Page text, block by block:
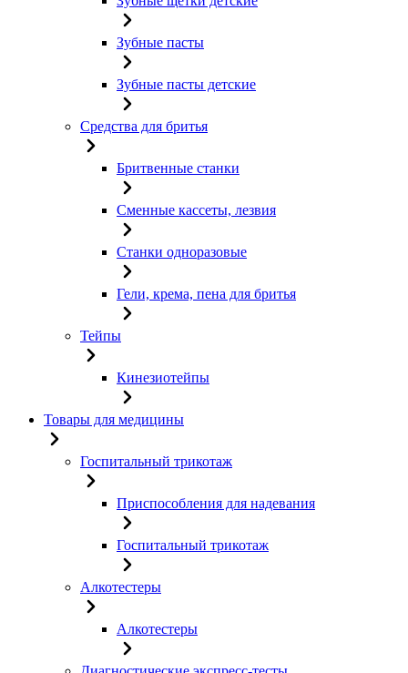
Зубные пасты
Зубные пасты детские
Средства для бритья
Бритвенные станки
Сменные кассеты, лезвия
Станки одноразовые
Гели, крема, пена для бритья
Тейпы
Кинезиотейпы
Товары для медицины
Госпитальный трикотаж
Приспособления для надевания
Госпитальный трикотаж
Алкотестеры
Алкотестеры